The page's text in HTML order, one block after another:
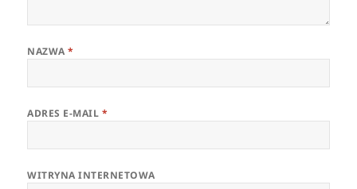
NAZWA*
ADRES E-MAIL *
WITRYNA INTERNETOWA